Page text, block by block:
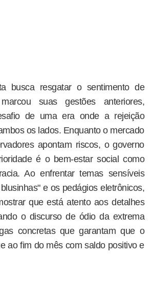
busca resgatar o sentimento de
suas gestões anteriores,
de uma era onde a rejeição
os lados. Enquanto o mercado
apontam riscos, o governo
é o bem-estar social como
Ao enfrentar temas sensíveis
e os pedágios eletrônicos,
que está atento aos detalhes
o discurso de ódio da extrema
concretas que garantam que o
ao fim do mês com saldo positivo e